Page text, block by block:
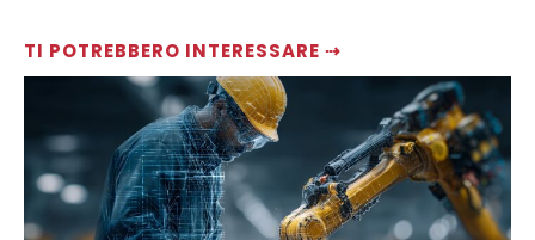
TI POTREBBERO INTERESSARE ⇢